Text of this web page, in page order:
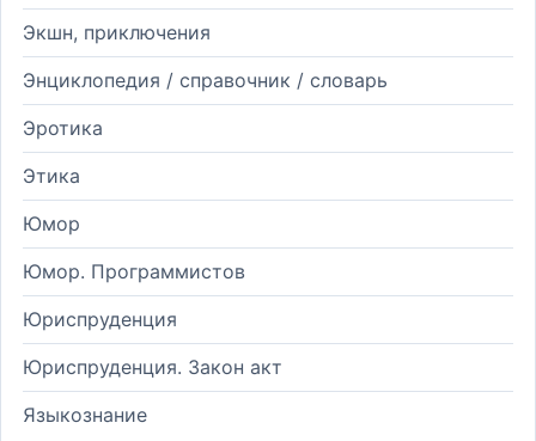
Экшн, приключения
Энциклопедия / справочник / словарь
Эротика
Этика
Юмор
Юмор. Программистов
Юриспруденция
Юриспруденция. Закон акт
Языкознание